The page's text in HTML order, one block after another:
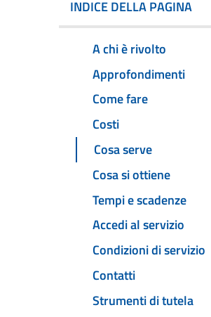
INDICE DELLA PAGINA
A chi è rivolto
Approfondimenti
Come fare
Costi
Cosa serve
Cosa si ottiene
Tempi e scadenze
Accedi al servizio
Condizioni di servizio
Contatti
Strumenti di tutela